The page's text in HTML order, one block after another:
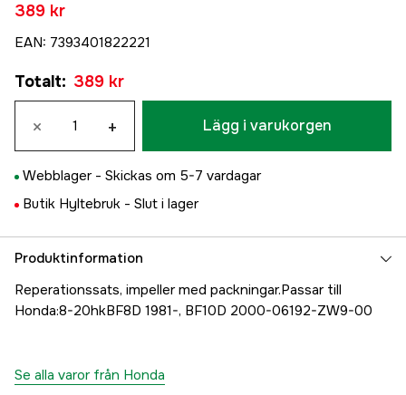
389 kr
EAN: 7393401822221
Totalt: 389 kr
× + Lägg i varukorgen
Webblager - Skickas om 5-7 vardagar
Butik Hyltebruk - Slut i lager
Produktinformation
Reperationssats, impeller med packningar.Passar till
Honda:8-20hkBF8D 1981-, BF10D 2000-06192-ZW9-00
Se alla varor från Honda